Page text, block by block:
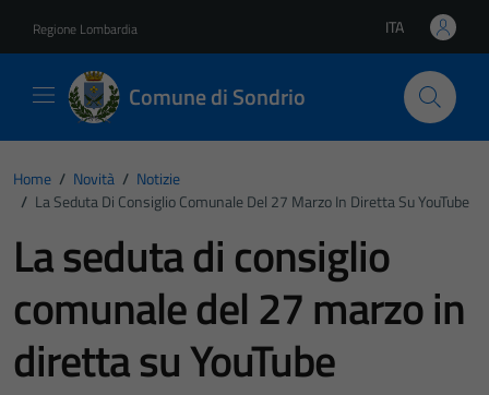
Regione Lombardia Lingua attiva:
ITA
Comune di Sondrio
Home / Novità / Notizie
/ La Seduta Di Consiglio Comunale Del 27 Marzo In Diretta Su YouTube
La seduta di consiglio
comunale del 27 marzo in
diretta su YouTube